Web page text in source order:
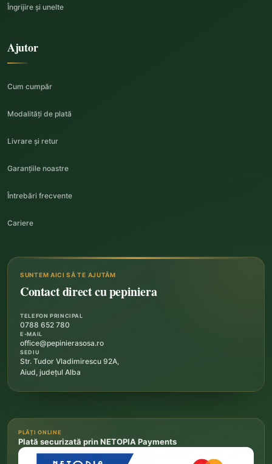
Îngrijire și unelte
Ajutor
Cum cumpăr
Modalități de plată
Livrare și retur
Garanțiile noastre
Întrebări frecvente
Cariere
SUNTEM AICI SĂ TE AJUTĂM
Contact direct cu pepiniera
TELEFON PRINCIPAL
0788 652 780
E-MAIL
office@pepinierasosa.ro
SEDIU
Str. Tudor Vladimirescu 92A,
Aiud, județul Alba
PLĂȚI ONLINE
Plată securizată prin NETOPIA Payments